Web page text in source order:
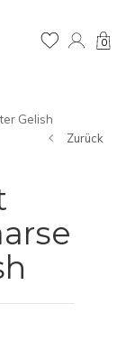
0
Gelish
Zurück